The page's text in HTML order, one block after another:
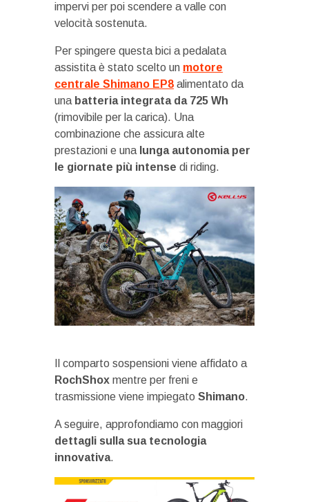
impervi per poi scendere a valle con
velocità sostenuta.
Per spingere questa bici a pedalata
assistita è stato scelto un motore
centrale Shimano EP8 alimentato da
una batteria integrata da 725 Wh
(rimovibile per la carica). Una
combinazione che assicura alte
prestazioni e una lunga autonomia per
le giornate più intense di riding.
Il comparto sospensioni viene affidato a
RochShox mentre per freni e
trasmissione viene impiegato Shimano.
A seguire, approfondiamo con maggiori
dettagli sulla sua tecnologia
innovativa.